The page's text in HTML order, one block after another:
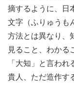
摘するように、日
文字（ふりゅうも
方法とは異なり、
見ること、わかる
「大知」と言わ
貴人、ただ造作す